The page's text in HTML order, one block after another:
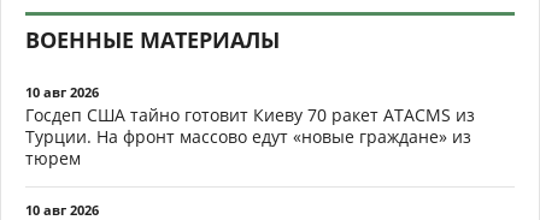
ВОЕННЫЕ МАТЕРИАЛЫ
10 авг 2026
Госдеп США тайно готовит Киеву 70 ракет ATACMS из
Турции. На фронт массово едут «новые граждане» из
тюрем
10 авг 2026